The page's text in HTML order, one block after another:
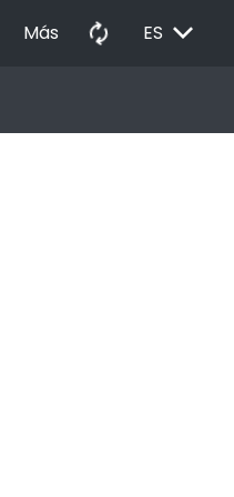
Más autorenew ES EXPAND_MORE